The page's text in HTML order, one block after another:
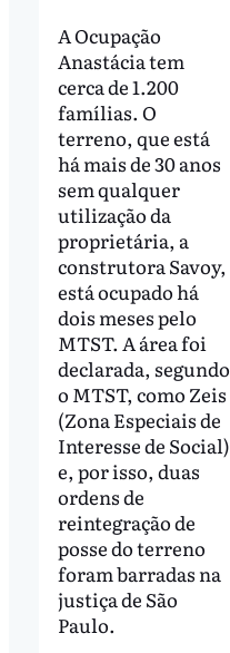
A Ocupação
Anastácia tem
cerca de 1.200
famílias. O
terreno, que está
há mais de 30 anos
sem qualquer
utilização da
proprietária, a
construtora Savoy,
está ocupado há
dois meses pelo
MTST. A área foi
declarada, segundo
o MTST, como Zeis
(Zona Especiais de
Interesse de Social)
e, por isso, duas
ordens de
reintegração de
posse do terreno
foram barradas na
justiça de São
Paulo.